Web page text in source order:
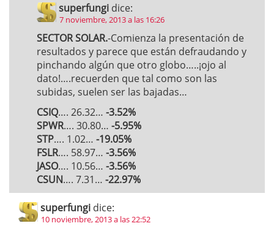
superfungi dice:
7 noviembre, 2013 a las 16:26
SECTOR SOLAR.-Comienza la presentación de
resultados y parece que están defraudando y
pinchando algún que otro globo…..¡ojo al
dato!….recuerden que tal como son las
subidas, suelen ser las bajadas…
CSIQ…. 26.32… -3.52%
SPWR…. 30.80… -5.95%
STP…. 1.02… -19.05%
FSLR…. 58.97… -3.56%
JASO…. 10.56… -3.56%
CSUN…. 7.31… -22.97%
superfungi dice:
10 noviembre, 2013 a las 22:52